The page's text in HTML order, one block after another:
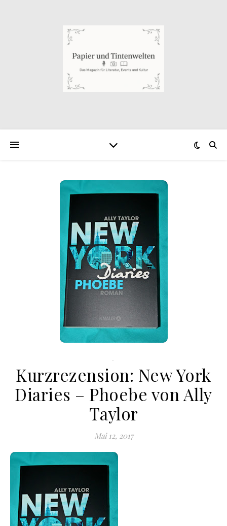
.
Kurzrezension: New York
Diaries – Phoebe von Ally
Taylor
Mai 12, 2017